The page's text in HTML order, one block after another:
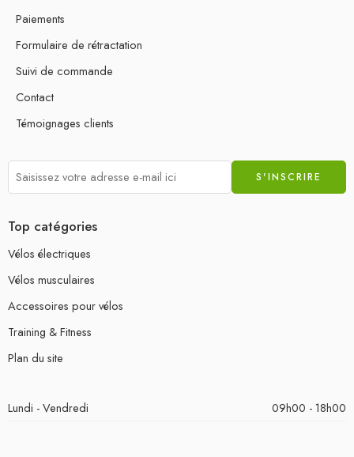
Paiements
Formulaire de rétractation
Suivi de commande
Contact
Témoignages clients
Top catégories
Vélos électriques
Vélos musculaires
Accessoires pour vélos
Training & Fitness
Plan du site
Lundi - Vendredi 09h00 - 18h00